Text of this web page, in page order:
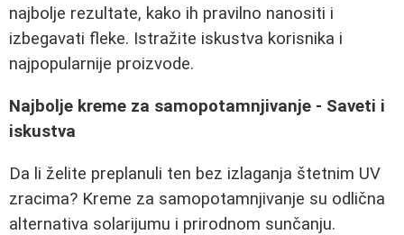
najbolje rezultate, kako ih pravilno nanositi i
izbegavati fleke. Istražite iskustva korisnika i
najpopularnije proizvode.
Najbolje kreme za samopotamnjivanje - Saveti i
iskustva
Da li želite preplanuli ten bez izlaganja štetnim UV
zracima? Kreme za samopotamnjivanje su odlična
alternativa solarijumu i prirodnom sunčanju.